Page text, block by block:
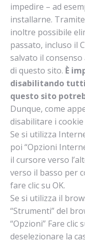
impedire – ad
installarne.
inoltre possibile
passato, incluso il
salvato il consenso
di questo sito. È
disabilitando
questo sito
Dunque, come
disabilitare i
Se si utilizza
poi “Opzioni
il cursore verso
verso il basso per
fare clic su OK.
Se si utilizza il
“Strumenti” del
“Opzioni” Fare clic
deselezionare la